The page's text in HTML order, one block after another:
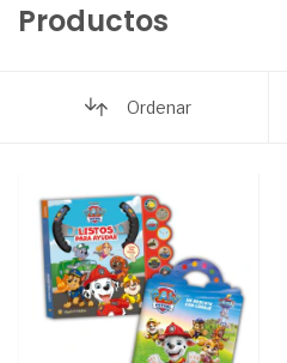
Productos
Ordenar